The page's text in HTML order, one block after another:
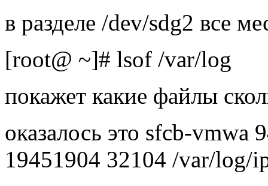
в разделе /dev/sdg2 все
[root@ ~]# lsof /var/log
покажет какие файлы
оказалось это sfcb-vmwa
19451904 32104 /var/log/